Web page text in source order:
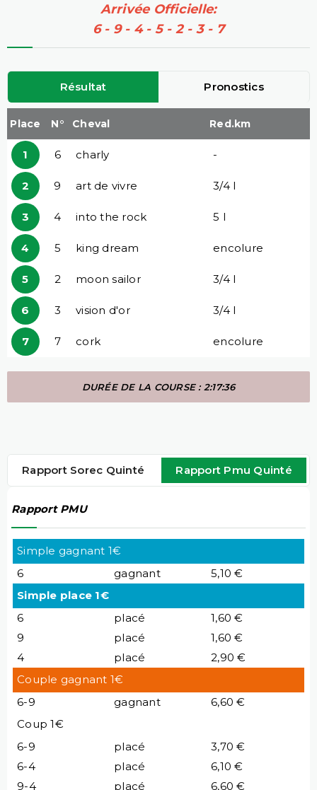
Arrivée Officielle:
6 - 9 - 4 - 5 - 2 - 3 - 7
Résultat Pronostics
Place N° Cheval Red.km
1 6 charly -
2 9 art de vivre 3/4 l
3 4 into the rock 5 l
4 5 king dream encolure
5 2 moon sailor 3/4 l
6 3 vision d'or 3/4 l
7 7 cork encolure
DURÉE DE LA COURSE : 2:17:36
Rapport Sorec Quinté Rapport Pmu Quinté
Rapport PMU
Simple gagnant 1€
6
gagnant
5,10 €
Simple place 1€
6
placé
1,60 €
9
placé
1,60 €
4
placé
2,90 €
Couple gagnant 1€
6-9
gagnant
6,60 €
Coup 1€
6-9
placé
3,70 €
6-4
placé
6,10 €
9-4
placé 6,60 €